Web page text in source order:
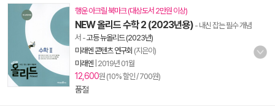
행운 아크릴 북마크 (대상도서 2만원 이상)
NEW 올리드 수학 2 (2023년용) - 내신 잡는 필수 개념
서 -고등 뉴올리드 (2023년)
미래엔 콘텐츠 연구회 (지은이)
미래엔 2019년 01월
12,600원 (10% 할인 / 700원)
품절